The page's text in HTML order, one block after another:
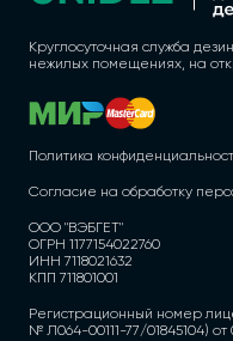
Круглосуточная служба
нежилых помещениях, на
Политика
Согласие на обработку
ООО "ВЭБГЕТ"
ОГРН 1177154022760
ИНН 7118021632
КПП 711801001
Регистрационный номер
№ Л064-00111-77/01845104) от